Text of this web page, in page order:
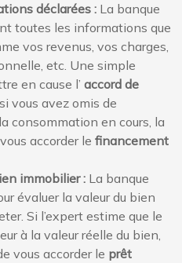
déclarées : La banque
toutes les informations que
vos revenus, vos charges,
etc. Une simple
en cause l’ accord de
vous avez omis de
consommation en cours, la
accorder le financement
immobilier : La banque
évaluer la valeur du bien
Si l’expert estime que le
à la valeur réelle du bien,
vous accorder le prêt